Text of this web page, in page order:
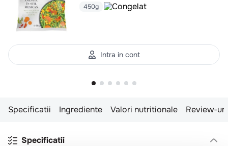
450g
Intra in cont
Specificatii Ingrediente Valori nutritionale Review-uri
Specificatii